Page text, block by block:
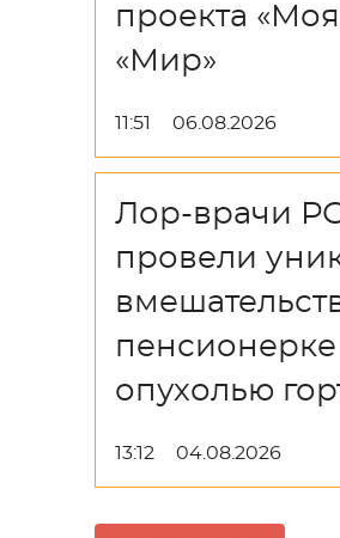
проекта «Моя
«Мир»
11:51 06.08.2026
Лор-врачи
провели
опухолью
13:12 04.08.2026